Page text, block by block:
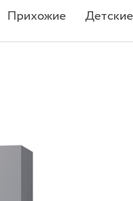
Прихожие Детские